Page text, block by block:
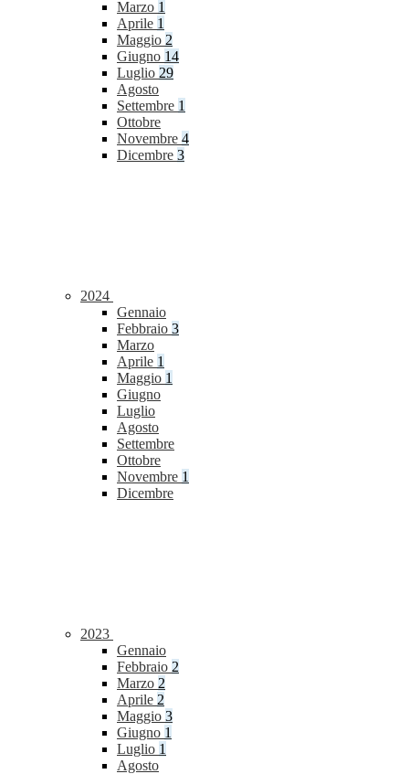
Marzo 1
Aprile 1
Maggio 2
Giugno 14
Luglio 29
Agosto
Settembre 1
Ottobre
Novembre 4
Dicembre 3
2024
Gennaio
Febbraio 3
Marzo
Aprile 1
Maggio 1
Giugno
Luglio
Agosto
Settembre
Ottobre
Novembre 1
Dicembre
2023
Gennaio
Febbraio 2
Marzo 2
Aprile 2
Maggio 3
Giugno 1
Luglio 1
Agosto